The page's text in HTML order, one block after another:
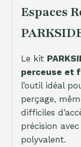
Espaces
Le kit
perceuse et
l’outil idéal
perçage,
difficiles
précision
polyvalent.